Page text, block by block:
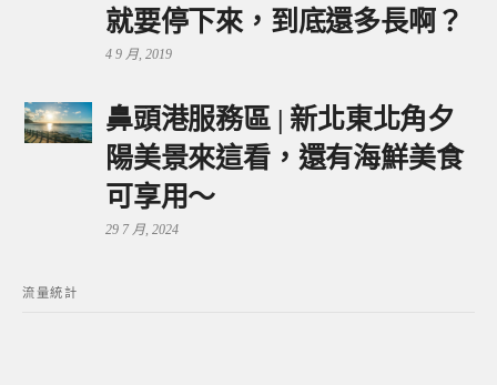
就要停下來，到底還多長啊？
4 9 月, 2019
鼻頭港服務區 | 新北東北角夕
陽美景來這看，還有海鮮美食
可享用～
29 7 月, 2024
流量統計